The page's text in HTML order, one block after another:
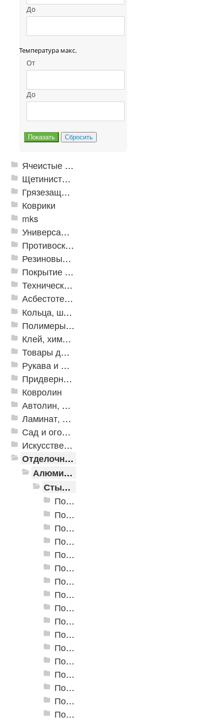
До
Температура макс.
От
До
Ячеистые грязезащитные покрытия
Щетинистые покрытия
Грязезащитные, влаговпитывающие покрытия
Коврики
mks
Универсальные модульные покрытия
Противоскользящая защита для лестниц, профили, ленты
Резиновые и ПВХ дорожки
Покрытие из резиновой крошки
Техническая резина
Асбестотехнические и теплоизоляционные материалы
Кольца, шайбы, манжеты
Полимеры и пластики
Клей, химия, сопутствующие товары
Товары для дома
Рукава и шланги промышленные
Придверные решетки
Ковролин
Автолин, Транслин, Линолеум
Ламинат, Кварцвиниловая плитка SPC
Сад и огород
Искусственная трава
Отделочные профили
Алюминиевые пороги
Стыкоперекрывающие алюминиевые пороги
Пороги алюминиевые ПС-01 25x3 мм (открытый крепеж)
Пороги алюминиевые ПС-02 19x3,5 мм (открытый крепеж)
Пороги алюминиевые ПС-03 37x3,3 мм (открытый крепеж)
Пороги алюминиевые ПС-03-2 28x3,4 мм (открытый крепеж)
Пороги алюминиевые ПС-04 44,5x4,5 мм (открытый крепеж)
Пороги алюминиевые ПС-04-01 29x4,5 мм (открытый крепеж)
Пороги алюминиевые ПС-04-02 31x4,6 мм (скрытый крепеж)
Пороги алюминиевые ПС-04-03 35x4,6 мм (скрытый крепеж)
Пороги алюминиевые ПС-05 100x5 мм (открытый крепеж)
Пороги алюминиевые ПС-06 100x5 мм (скрытый крепеж)
Пороги алюминиевые ПС-07 60x5,9 мм (открытый крепеж)
Пороги алюминиевые ПС-07-1 60x4,5 мм (открытый крепеж)
Пороги алюминиевые ПС-18 80 мм
Пороги алюминиевые стыкоперекрывающие А-1. (25*2,8мм)
Пороги алюминиевые стыкоперекрывающие А-4. (60*5,8мм)
Пороги алюминиевые стыкоперекрывающие А-5. (39,5*3,7мм)
Пороги алюминиевые А-6 37х2,8 мм (открытый крепеж)